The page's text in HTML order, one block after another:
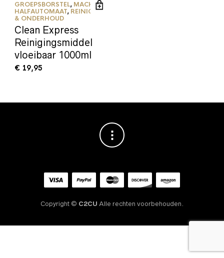
GROEPSBORSTEL, MACHINE
HALFAUTOMAAT, REINIGING
& ONDERHOUD
Clean Express
Reinigingsmiddel
vloeibaar 1000ml
€19,95
Copyright © C2CU Alle rechten voorbehouden.